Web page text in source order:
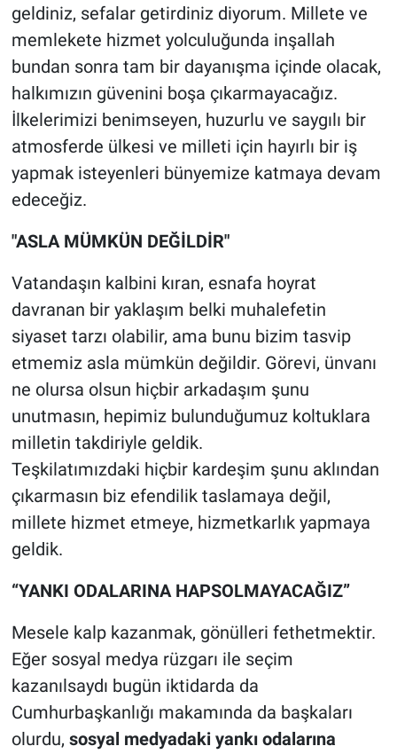
geldiniz, sefalar getirdiniz diyorum. Millete ve
memlekete hizmet yolculuğunda inşallah
bundan sonra tam bir dayanışma içinde olacak,
halkımızın güvenini boşa çıkarmayacağız.
İlkelerimizi benimseyen, huzurlu ve saygılı bir
atmosferde ülkesi ve milleti için hayırlı bir iş
yapmak isteyenleri bünyemize katmaya devam
edeceğiz.
"ASLA MÜMKÜN DEĞİLDİR"
Vatandaşın kalbini kıran, esnafa hoyrat
davranan bir yaklaşım belki muhalefetin
siyaset tarzı olabilir, ama bunu bizim tasvip
etmemiz asla mümkün değildir. Görevi, ünvanı
ne olursa olsun hiçbir arkadaşım şunu
unutmasın, hepimiz bulunduğumuz koltuklara
milletin takdiriyle geldik.
Teşkilatımızdaki hiçbir kardeşim şunu aklından
çıkarmasın biz efendilik taslamaya değil,
millete hizmet etmeye, hizmetkarlık yapmaya
geldik.
“YANKI ODALARINA HAPSOLMAYACAĞIZ”
Mesele kalp kazanmak, gönülleri fethetmektir.
Eğer sosyal medya rüzgarı ile seçim
kazanılsaydı bugün iktidarda da
Cumhurbaşkanlığı makamında da başkaları
olurdu, sosyal medyadaki yankı odalarına